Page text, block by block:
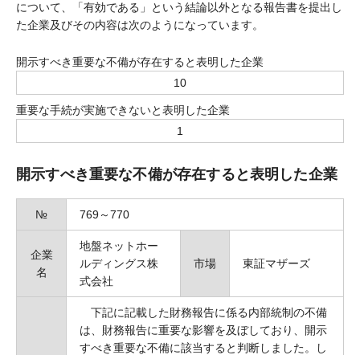
について、「有効である」という結論以外となる報告書を提出し
た企業及びその内容は次のようになっています。
開示すべき重要な不備が存在すると表明した企業
10
重要な手続が実施できないと表明した企業
1
開示すべき重要な不備が存在すると表明した企業
№ 769～770
企業
名
地盤ネットホー
ルディングス株
式会社
市場 東証マザーズ
下記に記載した財務報告に係る内部統制の不備
は、財務報告に重要な影響を及ぼしており、開示
すべき重要な不備に該当すると判断しました。し